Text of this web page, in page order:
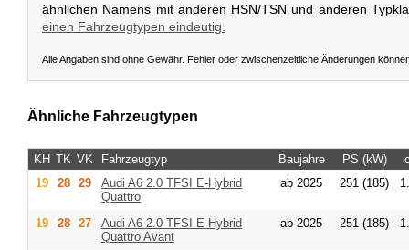
ähnlichen Namens mit anderen HSN/TSN und anderen
einen Fahrzeugtypen eindeutig.
Alle Angaben sind ohne Gewähr. Fehler oder zwischenzeitliche Änderungen
Ähnliche Fahrzeugtypen
KH TK VK Fahrzeugtyp Baujahre PS (kW)
19
28 29 Audi A6 2.0 TFSI E-Hybrid
Quattro
ab 2025 251 (185)
19 28 27 Audi A6 2.0 TFSI E-Hybrid
Quattro Avant
ab 2025 251 (185)